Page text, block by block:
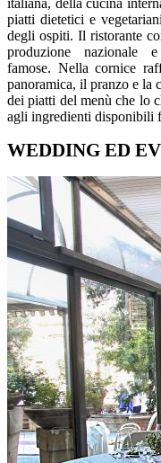
italiana, della cucina
piatti dietetici e
degli ospiti. Il ristorante
produzione
famose. Nella cornice
panoramica, il pranzo e la
dei piatti del menù che lo
agli ingredienti disponibili
WEDDING ED